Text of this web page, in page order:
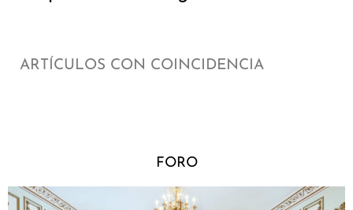
ARTÍCULOS CON COINCIDENCIA
FORO